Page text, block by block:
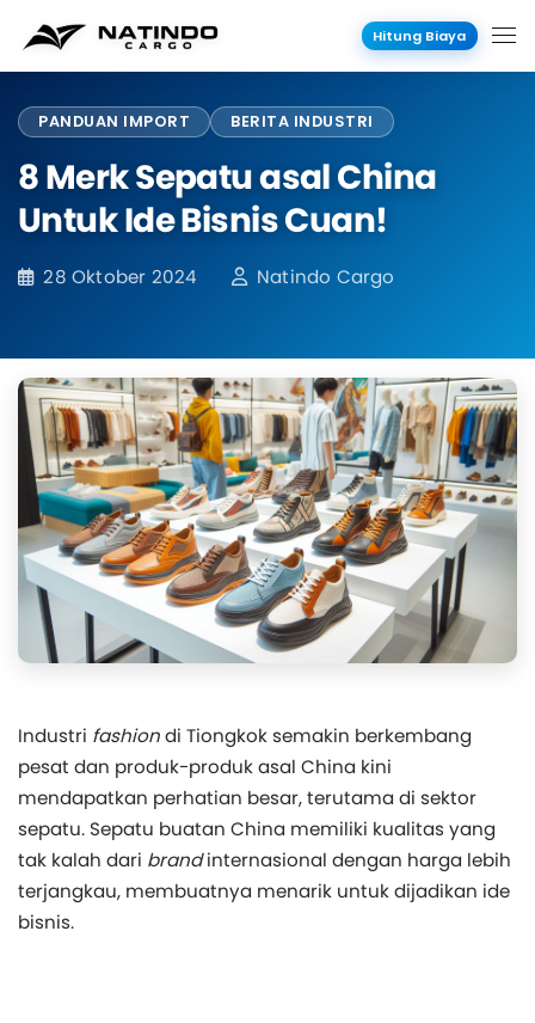
Hitung Biaya
PANDUAN IMPORT BERITA INDUSTRI
8 Merk Sepatu asal China
Untuk Ide Bisnis Cuan!
28 Oktober 2024 Natindo Cargo
Industri fashiondi Tiongkok semakin berkembang
pesat dan produk-produk asal China kini
mendapatkan perhatian besar, terutama di sektor
sepatu. Sepatu buatan China memiliki kualitas yang
tak kalah dari brandinternasional dengan harga lebih
terjangkau, membuatnya menarik untuk dijadikan ide
bisnis.